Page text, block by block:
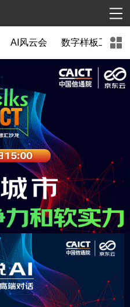
AI风云会 数字样板工程